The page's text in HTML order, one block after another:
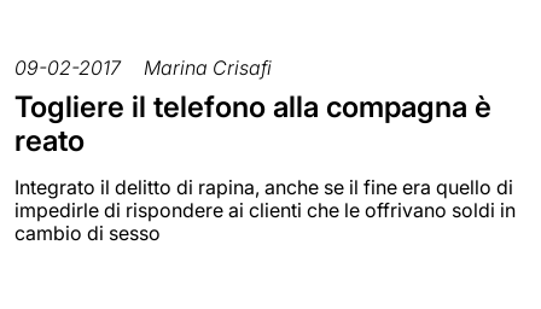
09-02-2017 Marina Crisafi
Togliere il telefono alla compagna è
reato
Integrato il delitto di rapina, anche se il fine era quello di
impedirle di rispondere ai clienti che le offrivano soldi in
cambio di sesso